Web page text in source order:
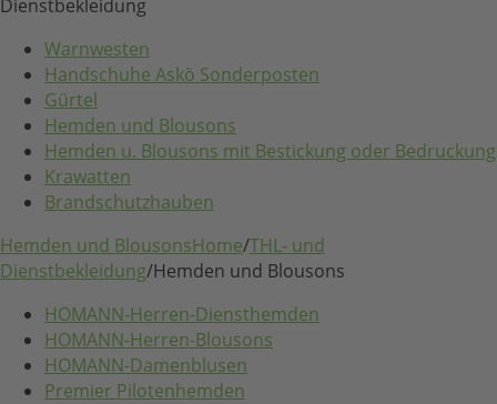
Dienstbekleidung
Warnwesten
Handschuhe Askö Sonderposten
Gürtel
Hemden und Blousons
Hemden u. Blousons mit Bestickung oder Bedruckung
Krawatten
Brandschutzhauben
Hemden und BlousonsHome/THL- und
Dienstbekleidung/Hemden und Blousons
HOMANN-Herren-Diensthemden
HOMANN-Herren-Blousons
HOMANN-Damenblusen
Premier Pilotenhemden